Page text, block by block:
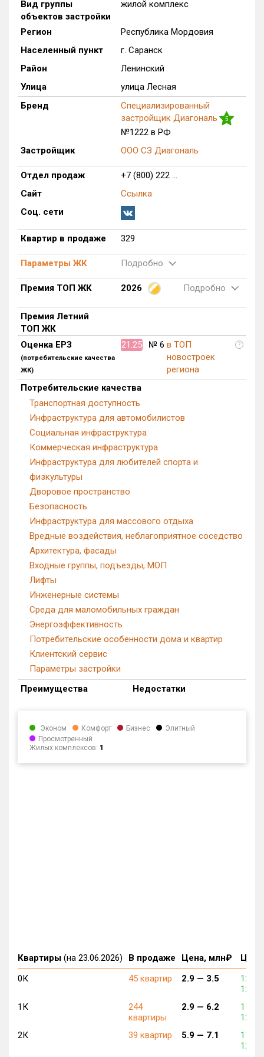
Оценка ЕРЗ ЖК
от до
Рейтинг ЕРЗ
Жилых комплексов
Многоквартирных домов
4 из 268
Квартир, апартаментов,
блоков в БД
Вид группы
объектов застройки
жилой комплекс
Регион
Республика Мордовия
Населенный пункт
г. Саранск
Район
Ленинский
Улица
улица Лесная
Бренд
Специализированный
застройщик Диагональ
5
№1222 в РФ
Застройщик
ООО СЗ Диагональ
Отдел продаж
+7 (800) 222 ...
Сайт
Ссылка
Соц. сети
Квартир в продаже 329
Параметры ЖК Подробно
Премия ТОП ЖК 2026 Подробно
Премия Летний
ТОП ЖК
Оценка ЕРЗ
(потребительские качества
ЖК)
21.25 № 6 в ТОП
новостроек
региона
?
Потребительские качества
Транспортная доступность
Инфраструктура для автомобилистов
Социальная инфраструктура
Коммерческая инфраструктура
Инфраструктура для любителей спорта и
физкультуры
Дворовое пространство
Безопасность
Инфраструктура для массового отдыха
Вредные воздействия, неблагоприятное соседство
Архитектура, фасады
Входные группы, подъезды, МОП
Лифты
Инженерные системы
Среда для маломобильных граждан
Энергоэффективность
Потребительские особенности дома и квартир
Клиентский сервис
Параметры застройки
Преимущества
Недостатки
Эконом Комфорт Бизнес
Элитный
Просмотренный
Жилых комплексов: 1
Квартиры (на 23.06.2026) В продаже Цена, млн₽
0К
45 квартир 2.9 — 3.5
129
129
1К
244
квартиры
2.9 — 6.2
119
127
2К
39 квартир 5.9 — 7.1
119
126